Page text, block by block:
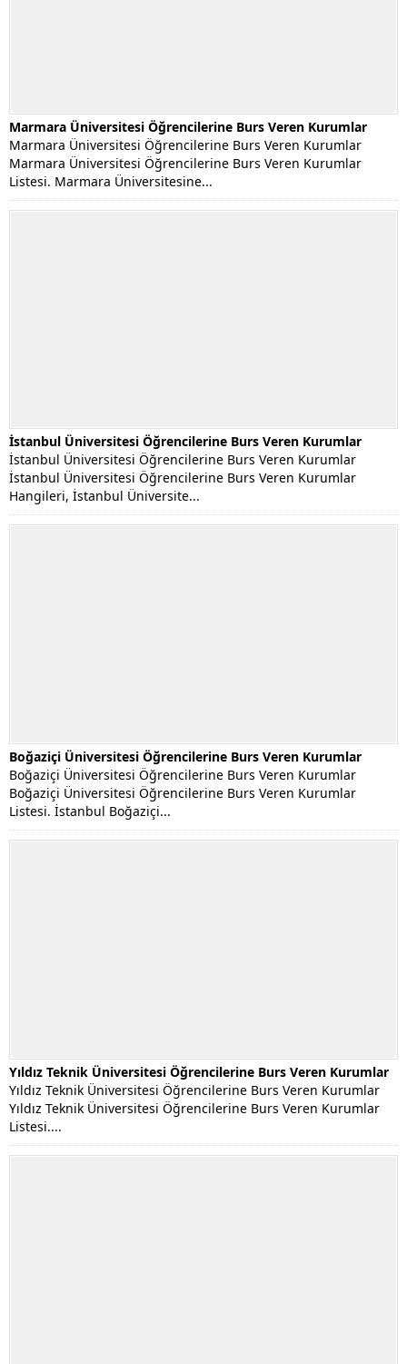
Marmara Üniversitesi Öğrencilerine Burs Veren Kurumlar
Marmara Üniversitesi Öğrencilerine Burs Veren Kurumlar
Marmara Üniversitesi Öğrencilerine Burs Veren Kurumlar
Listesi. Marmara Üniversitesine...
İstanbul Üniversitesi Öğrencilerine Burs Veren Kurumlar
İstanbul Üniversitesi Öğrencilerine Burs Veren Kurumlar
İstanbul Üniversitesi Öğrencilerine Burs Veren Kurumlar
Hangileri, İstanbul Üniversite...
Boğaziçi Üniversitesi Öğrencilerine Burs Veren Kurumlar
Boğaziçi Üniversitesi Öğrencilerine Burs Veren Kurumlar
Boğaziçi Üniversitesi Öğrencilerine Burs Veren Kurumlar
Listesi. İstanbul Boğaziçi...
Yıldız Teknik Üniversitesi Öğrencilerine Burs Veren Kurumlar
Yıldız Teknik Üniversitesi Öğrencilerine Burs Veren Kurumlar
Yıldız Teknik Üniversitesi Öğrencilerine Burs Veren Kurumlar
Listesi....